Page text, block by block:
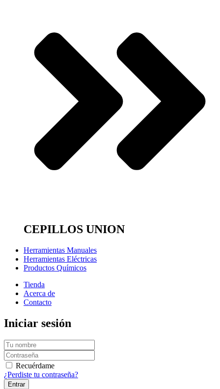
CEPILLOS UNION
Herramientas Manuales
Herramientas Eléctricas
Productos Químicos
Tienda
Acerca de
Contacto
Iniciar sesión
Recuérdame
¿Perdiste tu contraseña?